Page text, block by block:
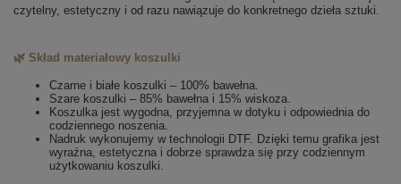
czytelny, estetyczny i od razu nawiązuje do konkretnego dzieła sztuki.
🌿 Skład materiałowy koszulki
Czarne i białe koszulki – 100% bawełna.
Szare koszulki – 85% bawełna i 15% wiskoza.
Koszulka jest wygodna, przyjemna w dotyku i odpowiednia do
codziennego noszenia.
Nadruk wykonujemy w technologii DTF. Dzięki temu grafika jest
wyraźna, estetyczna i dobrze sprawdza się przy codziennym
użytkowaniu koszulki.